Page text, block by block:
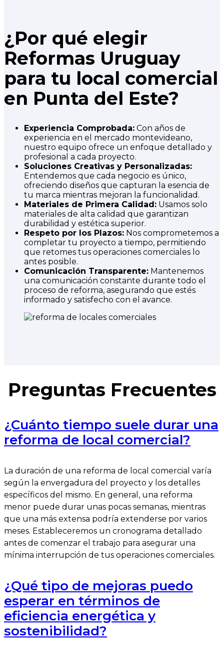
¿Por qué elegir
Reformas Uruguay
para tu local comercial
en Punta del Este?
Experiencia Comprobada: Con años de
experiencia en el mercado montevideano,
nuestro equipo ofrece un enfoque detallado y
profesional a cada proyecto.
Soluciones Creativas y Personalizadas:
Entendemos que cada negocio es único,
ofreciendo diseños que capturan la esencia de
tu marca mientras mejoran la funcionalidad.
Materiales de Primera Calidad: Usamos solo
materiales de alta calidad que garantizan
durabilidad y estética superior.
Respeto por los Plazos: Nos comprometemos a
completar tu proyecto a tiempo, permitiendo
que retomes tus operaciones comerciales lo
antes posible.
Comunicación Transparente: Mantenemos
una comunicación constante durante todo el
proceso de reforma, asegurando que estés
informado y satisfecho con el avance.
Preguntas Frecuentes
¿Cuánto tiempo suele durar una
reforma de local comercial?
La duración de una reforma de local comercial varía
según la envergadura del proyecto y los detalles
específicos del mismo. En general, una reforma
menor puede durar unas pocas semanas, mientras
que una más extensa podría extenderse por varios
meses. Estableceremos un cronograma detallado
antes de comenzar el trabajo para asegurar una
mínima interrupción de tus operaciones comerciales.
¿Qué tipo de mejoras puedo
esperar en términos de
eficiencia energética y
sostenibilidad?